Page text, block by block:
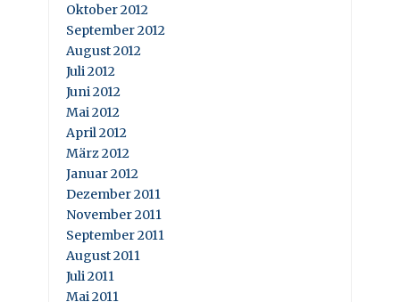
Oktober 2012
September 2012
August 2012
Juli 2012
Juni 2012
Mai 2012
April 2012
März 2012
Januar 2012
Dezember 2011
November 2011
September 2011
August 2011
Juli 2011
Mai 2011